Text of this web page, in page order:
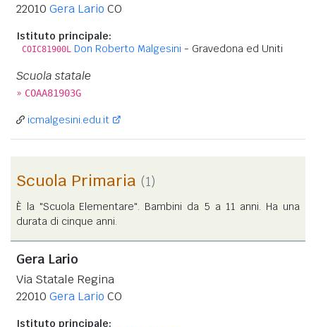
22010 Gera Lario CO
Istituto principale:
COIC81900L Don Roberto Malgesini - Gravedona ed Uniti
Scuola statale
» COAA81903G
icmalgesini.edu.it
Scuola Primaria (1)
È la "Scuola Elementare". Bambini da 5 a 11 anni. Ha una
durata di cinque anni.
Gera Lario
Via Statale Regina
22010 Gera Lario CO
Istituto principale: